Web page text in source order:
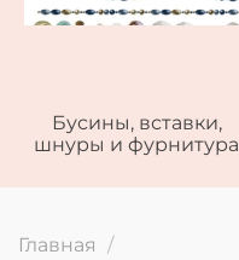
Бусины, вставки,
шнуры и фурнитура
Главная